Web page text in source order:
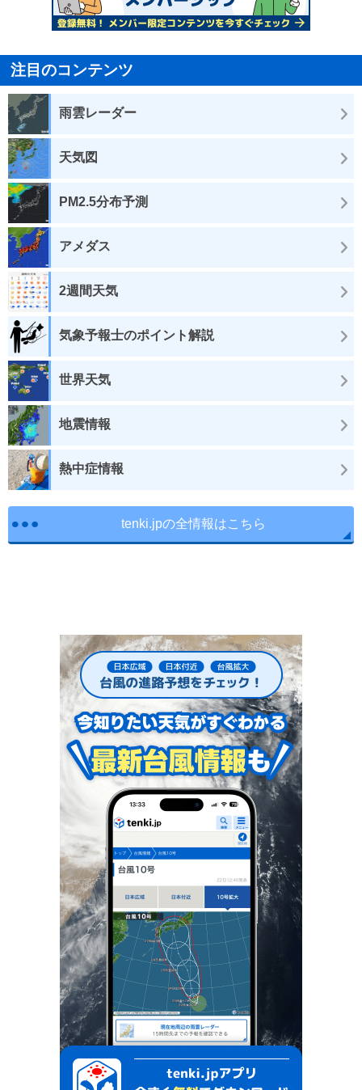
注目のコンテンツ
雨雲レーダー
天気図
PM2.5分布予測
アメダス
2週間天気
気象予報士のポイント解説
世界天気
地震情報
熱中症情報
tenki.jpの全情報はこちら